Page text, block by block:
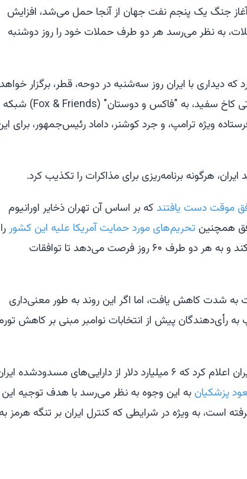
آغاز جنگ یک پنجم نفت جهان از آنجا حمل می‌شد، افزایش
به نظر می‌رسد هر دو طرف حملات خود را روز دوشنبه
دیداری با ایران روز سه‌شنبه در دوحه، قطر، برگزار خواهد
شد. کارولین لویت، سخنگوی مطبوعاتی کاخ سفید، به "فاکس و دوستان" (Fox & Friends) شبکه
ویژه ترامپ، و جرد کوشنر، داماد رئیس‌جمهور، برای
هرگونه برنامه‌ریزی برای مذاکرات را تکذیب کرد.
موقت دست یافتند که بر اساس آن تهران ذخایر اورانیوم
همچنین تحریم‌های مورد حمایت آمریکا علیه این کشوررا
لغو کرده و تنگه هرمز را بازگشایی می‌کند و به هر دو طرف ۶۰ روز فرصت می‌دهد تا توافقات
شدت کاهش یافت، اما اگر این روند به طور معنی‌داری
رأی‌دهندگان پیش از انتخابات نوامبر مبنی بر کاهش
پیش‌تر در روز دوشنبه، رئیس‌جمهور ایران اعلام کرد که ۶ میلیارد دلار از دارایی‌های مسدودشده
پزشکیان به این وجوه به نظر می‌رسد با هدف توجیه این
است، به ویژه در شرایطی که کنترل ایران بر تنگه هرمز به